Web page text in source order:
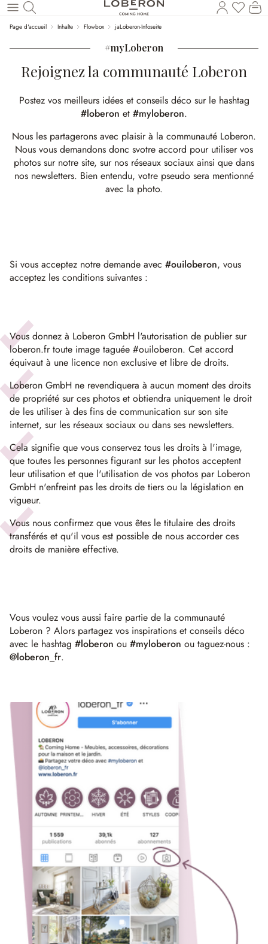
Revenir au contenu principal
Vous
Page d'accueil Inhalte Flowbox jaLoberon-Infoseite
#myLoberon
Rejoignez la communauté Loberon
Postez vos meilleurs idées et conseils déco sur le hashtag
#loberon et #myloberon.
Nous les partagerons avec plaisir à la communauté Loberon.
Nous vous demandons donc svotre accord pour utiliser vos
photos sur notre site, sur nos réseaux sociaux ainsi que dans
nos newsletters. Bien entendu, votre pseudo sera mentionné
avec la photo.
Si vous acceptez notre demande avec #ouiloberon, vous
acceptez les conditions suivantes :
Vous donnez à Loberon GmbH l'autorisation de publier sur
loberon.fr toute image taguée #ouiloberon. Cet accord
équivaut à une licence non exclusive et libre de droits.
Loberon GmbH ne revendiquera à aucun moment des droits
de propriété sur ces photos et obtiendra uniquement le droit
de les utiliser à des fins de communication sur son site
internet, sur les réseaux sociaux ou dans ses newsletters.
Cela signifie que vous conservez tous les droits à l'image,
que toutes les personnes figurant sur les photos acceptent
leur utilisation et que l'utilisation de vos photos par Loberon
GmbH n'enfreint pas les droits de tiers ou la législation en
vigueur.
Vous nous confirmez que vous êtes le titulaire des droits
transférés et qu'il vous est possible de nous accorder ces
droits de manière effective.
Vous voulez vous aussi faire partie de la communauté
Loberon ? Alors partagez vos inspirations et conseils déco
avec le hashtag #loberon ou #myloberon ou taguez-nous :
@loberon_fr.